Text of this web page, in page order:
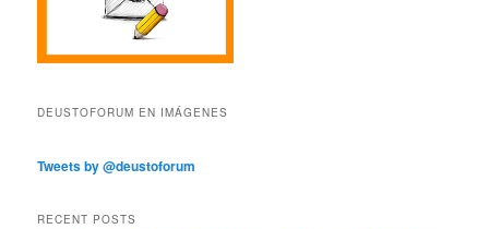
DEUSTOFORUM EN IMÁGENES
Tweets by @deustoforum
RECENT POSTS